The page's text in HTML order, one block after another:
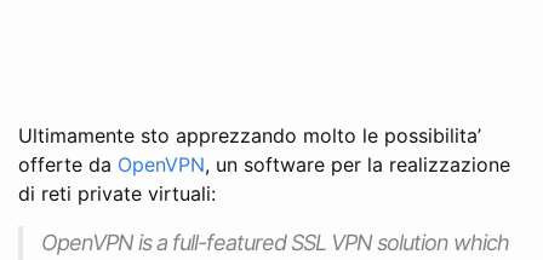
Ultimamente sto apprezzando molto le possibilita’
offerte da OpenVPN, un software per la realizzazione
di reti private virtuali:
OpenVPN is a full-featured SSL VPN solution which